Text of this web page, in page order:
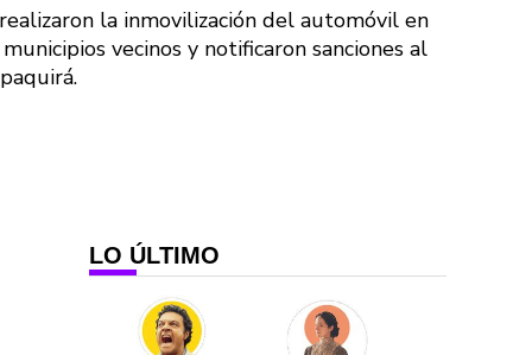
la inmovilización del automóvil en
vecinos y notificaron sanciones al
LO ÚLTIMO